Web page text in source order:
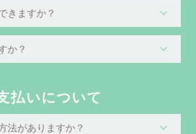
きますか？
か？
払いについて
法がありますか？